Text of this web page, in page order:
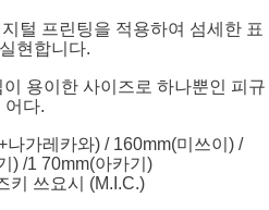
털 프린팅을 적용하여 섬세한 표
현합니다.
용이한 사이즈로 하나뿐인 피규
어다.
나가레카와) / 160mm(미쓰이) /
) /1 70mm(아카기)
키 쓰요시 (M.I.C.)